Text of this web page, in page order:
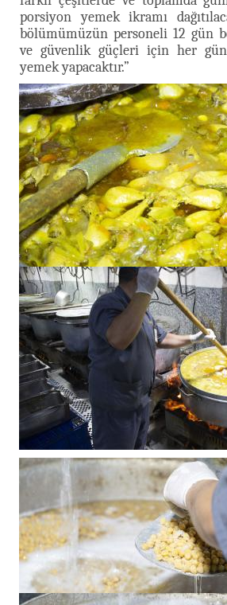
porsiyon yemek ikramı
bölümümüzün personeli 12 gün
ve güvenlik güçleri için her
yemek yapacaktır.”